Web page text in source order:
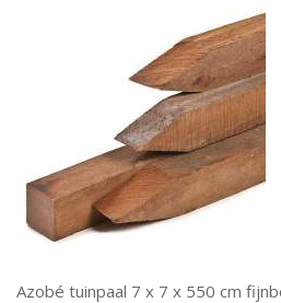
Azobé tuinpaal 7 x 7 x 550 cm